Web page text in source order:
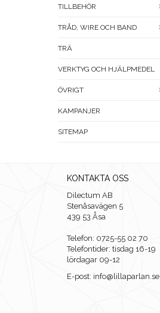
TILLBEHÖR
TRÅD, WIRE OCH BAND
TRÄ
VERKTYG OCH HJÄLPMEDEL
ÖVRIGT
KAMPANJER
SITEMAP
KONTAKTA OSS
Dilectum AB
Stenåsavägen 5
439 53 Åsa
Telefon: 0725-55 02 70
Telefontider: tisdag 16-19
lördagar 09-12
E-post: info@lillaparlan.se